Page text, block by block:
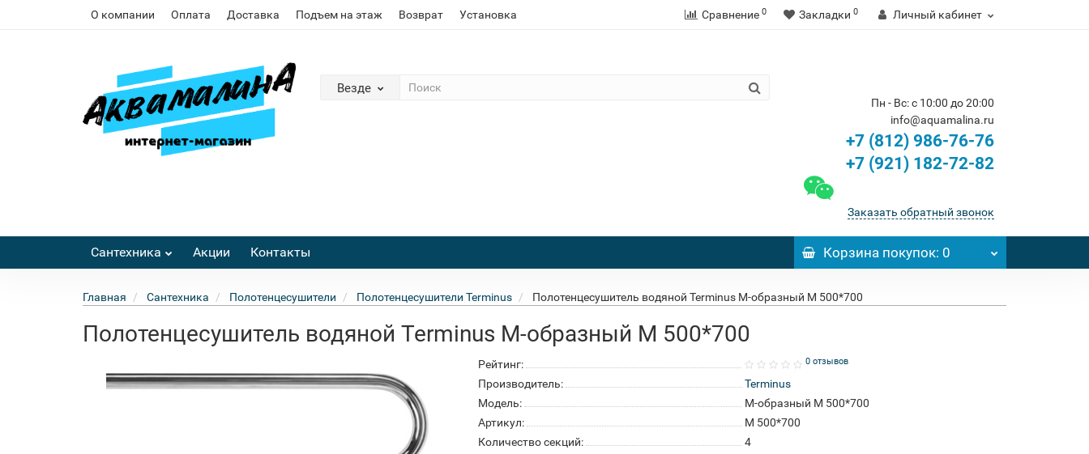
О компании Оплата Доставка Подъем на этаж Возврат Установка Сравнение 0 Закладки 0 Личный кабинет
Везде
Пн - Вс: с 10:00 до 20:00
info@aquamalina.ru
+7 (812) 986-76-76
+7 (921) 182-72-82
Заказать обратный звонок
Сантехника Акции Контакты Корзинапокупок: 0
Главная Сантехника Полотенцесушители Полотенцесушители Terminus Полотенцесушитель водяной Terminus M-образный М 500*700
Полотенцесушитель водяной Terminus M-образный М 500*700
Рейтинг: 0 отзывов
Производитель:
Terminus
Модель:
M-образный М 500*700
Артикул:
М 500*700
Количество секций:
4